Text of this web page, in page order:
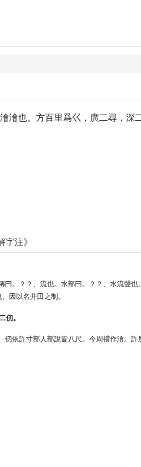
澮也。方百里爲巜，廣二尋，深
注》
曰。？？、流也。水部曰。？？、水流聲也
因以名井田之制。
仞。
仞依許寸部人部說皆八尺。今周禮作澮。許